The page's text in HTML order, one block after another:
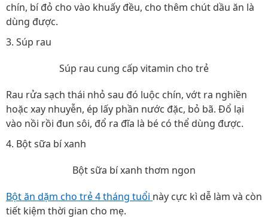
chín, bí đỏ cho vào khuấy đều, cho thêm chút dầu ăn là
dùng được.
3. Súp rau
Súp rau cung cấp vitamin cho trẻ
Rau rửa sạch thái nhỏ sau đó luộc chín, vớt ra nghiền
hoặc xay nhuyễn, ép lấy phần nước đặc, bỏ bã. Đổ lại
vào nồi rồi đun sôi, đổ ra đĩa là bé có thể dùng được.
4. Bột sữa bí xanh
Bột sữa bí xanh thơm ngon
Bột ăn dặm cho trẻ 4 tháng tuổi này cực kì dễ làm và còn
tiết kiệm thời gian cho mẹ.